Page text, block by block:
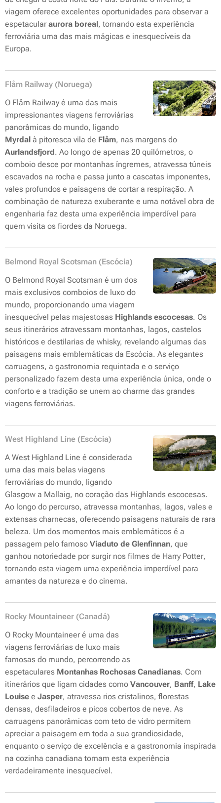
viagem oferece excelentes oportunidades para observar a
espetacularaurora boreal , tornando esta experiência
ferroviária uma das mais mágicas e inesquecíveis da
Europa.
Flåm Railway (Noruega)
O Flåm Railway é uma das mais
impressionantes viagens ferroviárias
panorâmicas do mundo, ligando
Myrdal à pitoresca vila de Flåm, nas margens do
Aurlandsfjord . Ao longo de apenas 20 quilómetros, o
comboio desce por montanhas íngremes, atravessa túneis
escavados na rocha e passa junto a cascatas imponentes,
vales profundos e paisagens de cortar a respiração. A
combinação de natureza exuberante e uma notável obra de
engenharia faz desta uma experiência imperdível para
quem visita os fiordes da Noruega.
Belmond Royal Scotsman (Escócia)
O Belmond Royal Scotsman é um dos
mais exclusivos comboios de luxo do
mundo, proporcionando uma viagem
inesquecível pelas majestosas Highlands escocesas. Os
seus itinerários atravessam montanhas, lagos, castelos
históricos e destilarias de whisky, revelando algumas das
paisagens mais emblemáticas da Escócia. As elegantes
carruagens, a gastronomia requintada e o serviço
personalizado fazem desta uma experiência única, onde o
conforto e a tradição se unem ao charme das grandes
viagens ferroviárias.
West Highland Line (Escócia)
A West Highland Line é considerada
uma das mais belas viagens
ferroviárias do mundo, ligando
Glasgow a Mallaig, no coração das Highlands escocesas.
Ao longo do percurso, atravessa montanhas, lagos, vales e
extensas charnecas, oferecendo paisagens naturais de rara
beleza. Um dos momentos mais emblemáticos é a
passagem pelo famoso Viaduto de Glenfinnan, que
ganhou notoriedade por surgir nos filmes de Harry Potter,
tornando esta viagem uma experiência imperdível para
amantes da natureza e do cinema.
Rocky Mountaineer (Canadá)
O Rocky Mountaineer é uma das
viagens ferroviárias de luxo mais
famosas do mundo, percorrendo as
espetaculares Montanhas Rochosas Canadianas. Com
itinerários que ligam cidades como Vancouver, Banff, Lake
Louise e Jasper, atravessa rios cristalinos, florestas
densas, desfiladeiros e picos cobertos de neve. As
carruagens panorâmicas com teto de vidro permitem
apreciar a paisagem em toda a sua grandiosidade,
enquanto o serviço de excelência e a gastronomia inspirada
na cozinha canadiana tornam esta experiência
verdadeiramente inesquecível.